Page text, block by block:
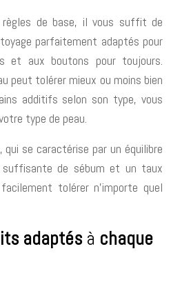
de base, il vous suffit de
parfaitement adaptés pour
et aux boutons pour toujours.
peut tolérer mieux ou moins bien
additifs selon son type, vous
type de peau.
qui se caractérise par un équilibre
suffisante de sébum et un taux
tolérer n’importe quel
adaptésà chaque